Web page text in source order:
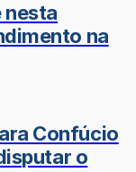
nesta
na
Confúcio
o